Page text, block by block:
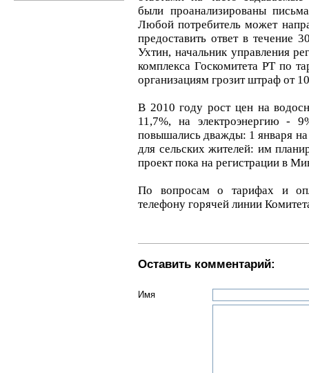
были проанализированы
Любой потребитель может
предоставить ответ в
Ухтин, начальник управления
комплекса Госкомитета РТ по
организациям грозит штраф от
В 2010 году рост цен на
11,7%, на электроэнергию -
повышались дважды: 1 января на
для сельских жителей: им
проект пока на регистрации в
По вопросам о тарифах и
телефону горячей линии
Оставить комментарий:
Имя